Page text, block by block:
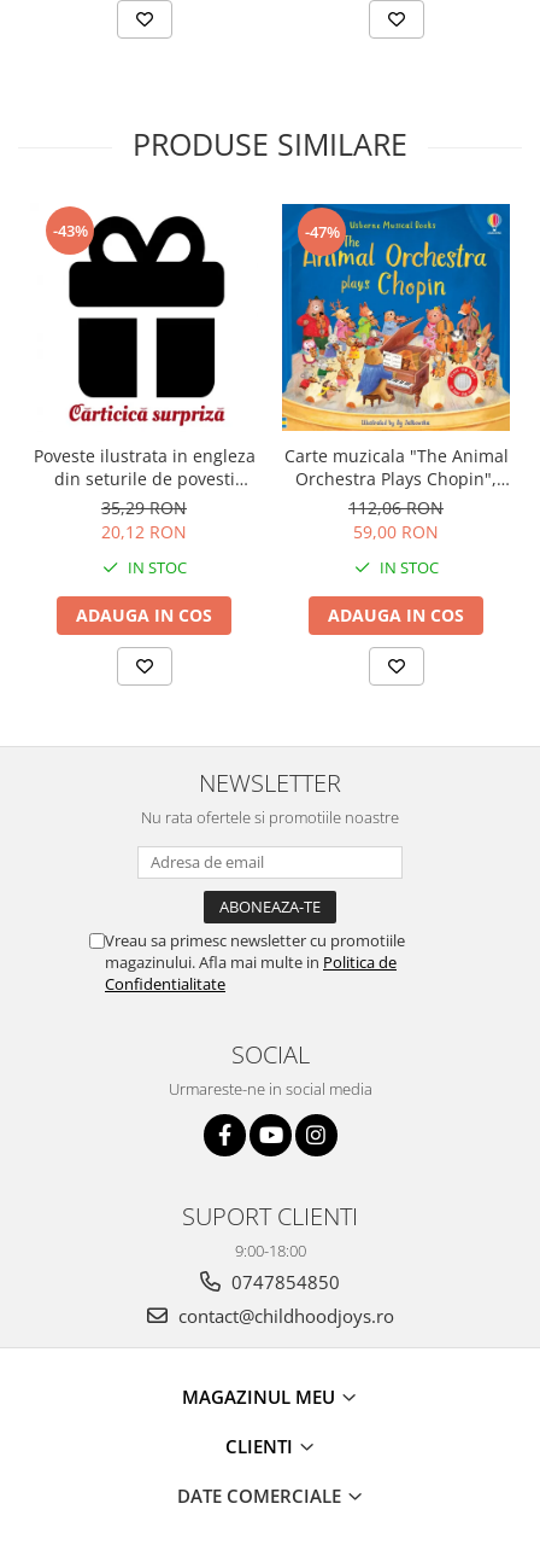
PRODUSE SIMILARE
-43%
Poveste ilustrata in engleza
din seturile de povesti
Usborne
35,29 RON
20,12 RON
IN STOC
ADAUGA IN COS
-47%
Carte muzicala "The Animal
Orchestra Plays Chopin",
cartonata, Usborne
112,06 RON
59,00 RON
IN STOC
ADAUGA IN COS
NEWSLETTER
Nu rata ofertele si promotiile noastre
Vreau sa primesc newsletter cu promotiile
magazinului. Afla mai multe in Politica de
Confidentialitate
SOCIAL
Urmareste-ne in social media
SUPORT CLIENTI
9:00-18:00
0747854850
contact@childhoodjoys.ro
MAGAZINUL MEU
CLIENTI
DATE COMERCIALE